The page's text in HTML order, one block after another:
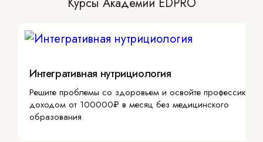
Интегративная нутрициология
Решите проблемы со здоровьем и освойте профессию с
доходом от 100000₽ в месяц без медицинского
образования